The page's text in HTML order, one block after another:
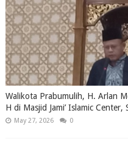
Walikota Prabumulih, H. Arlan
H di Masjid Jami’ Islamic
May 27, 2026 0